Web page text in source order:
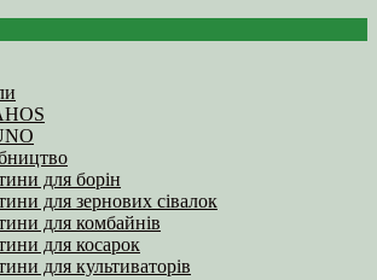
для борін
для зернових сівалок
для комбайнів
для косарок
для культиваторів